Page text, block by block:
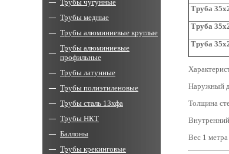
Труба
Труба
Труба
Наружный
Толщина
Вес 1 метра
Трубы чугунные
Трубы медные
Трубы алюминиевые круглые
Трубы алюминиевые
профильные
Трубы латунные
Трубы полиэтиленовые
Трубы сталь 13хфа
Трубы НКТ
Баллоны
Трубы крекинговые